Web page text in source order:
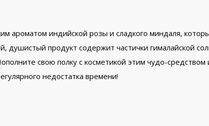
ароматом индийской розы и сладкого миндаля,
продукт содержит частички гималайской
свою полку с косметикой этим чудо-средством
недостатка времени!